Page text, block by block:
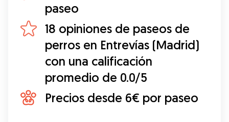
paseo
18 opiniones de paseos de
perros en Entrevías (Madrid)
con una calificación
promedio de 0.0/5
Precios desde 6€ por paseo